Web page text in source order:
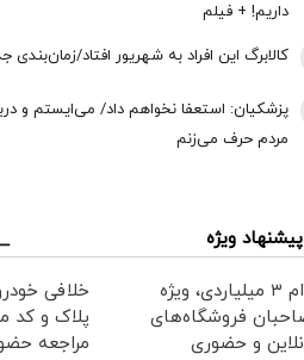
داریم! + فیلم
کالابرگ این افراد به شهریور افتاد/زمان‌بندی
پزشکیان: استعفا نخواهم داد/ می‌ایستم و
مردم حرف می‌زنم
پیشنهاد ویژه
وام ۳ میلیاردی، ویژه
فروشگاه‌های
و حضوری
خلافی
پلاک و کد
مراجعه